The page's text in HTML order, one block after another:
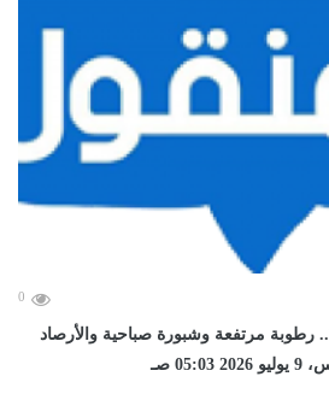
0
طقس الخميس 9 يوليو 2026.. رطوبة مرتفعة وشبورة صباحية والأرصاد
صـ